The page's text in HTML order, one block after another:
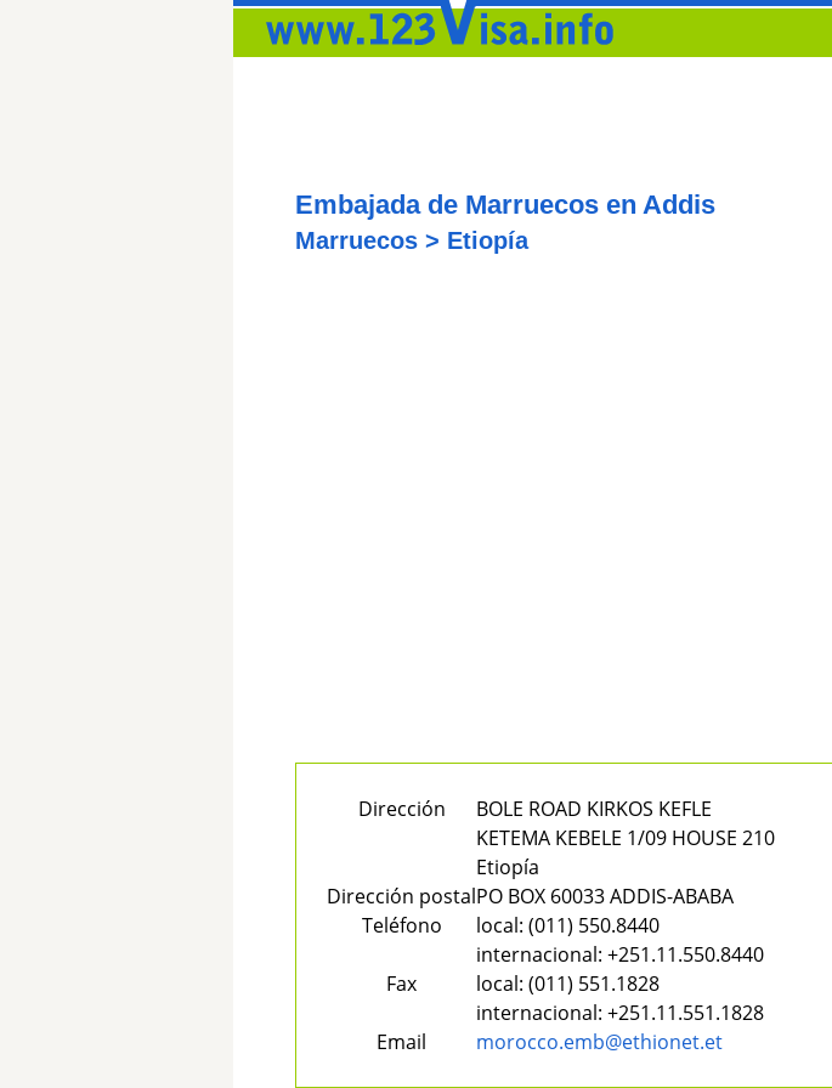
Embajada de Marruecos en Addis
Marruecos > Etiopía
Dirección
BOLE ROAD KIRKOS KEFLE
KETEMA KEBELE 1/09 HOUSE 210
Etiopía
Dirección postalPO BOX 60033 ADDIS-ABABA
Teléfono
local: (011) 550.8440
internacional: +251.11.550.8440
Fax
local: (011) 551.1828
internacional: +251.11.551.1828
Email
morocco.emb@ethionet.et